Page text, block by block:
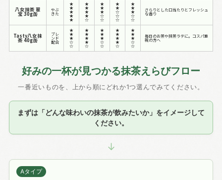
八女抹茶 翠
宝 30g缶
やぶ
きた
★
★
★
★
★
★
★
★
★
☆
★
★
★
☆
☆
★
★
☆
☆
☆
★
★
★
☆
☆
さらりとした口当たりとフレッシュ
な香り
Tasty八女抹
茶 40g缶
ブレ
ンド
配合
★
★
★
☆
☆
★
★
★
★
☆
★
★
★
☆
☆
★
★
★
★
☆
★
★
★
☆
☆
毎日のお茶や抹茶ラテに。コスパ重
視の方へ
好みの一杯が見つかる抹茶えらびフロー
一番近いものを、上から順にどれか1つ選んでみてください。
まずは「どんな味わいの抹茶が飲みたいか」をイメージして
ください。
↓
Aタイプ